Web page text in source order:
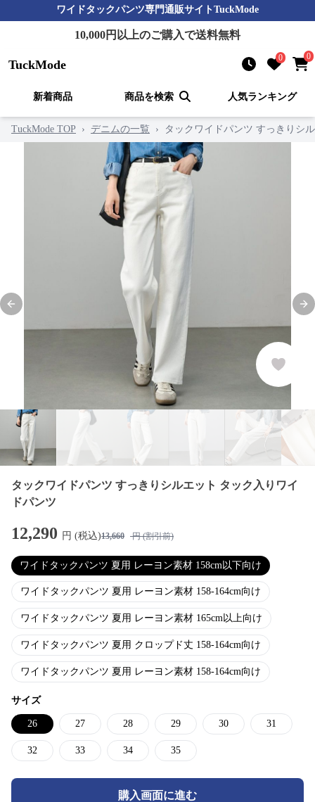
ワイドタックパンツ専門通販サイトTuckMode
10,000円以上のご購入で送料無料
TuckMode 0 0
新着商品 商品を検索 人気ランキング
TuckMode TOP › デニムの一覧 › タックワイドパンツ すっきりシ
Previous slide
タックワイドパンツ すっきりシルエット タック入りワイ
ドパンツ
12,290 円 (税込)13,660 円 (割引前)
ワイドタックパンツ 夏用 レーヨン素材 158cm以下向け
ワイドタックパンツ 夏用 レーヨン素材 158-164cm向け
ワイドタックパンツ 夏用 レーヨン素材 165cm以上向け
ワイドタックパンツ 夏用 クロップド丈 158-164cm向け
ワイドタックパンツ 夏用 レーヨン素材 158-164cm向け
サイズ
26 27 28 29 30 31
32 33 34 35
購入画面に進む